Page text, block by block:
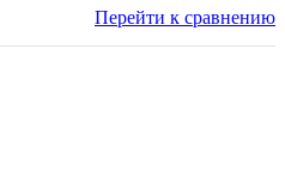
Перейти к сравнению